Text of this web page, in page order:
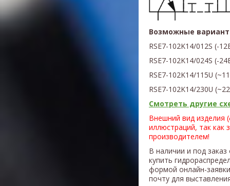
Возможные
RSE7-102K14/012S (-
RSE7-102K14/024S (-
RSE7-102K14/115U (
RSE7-102K14/230U
Смотреть другие
Внешний вид изделия
иллюстраций, так как
производителем!
В наличии и под
купить
формой онлайн-
почту для